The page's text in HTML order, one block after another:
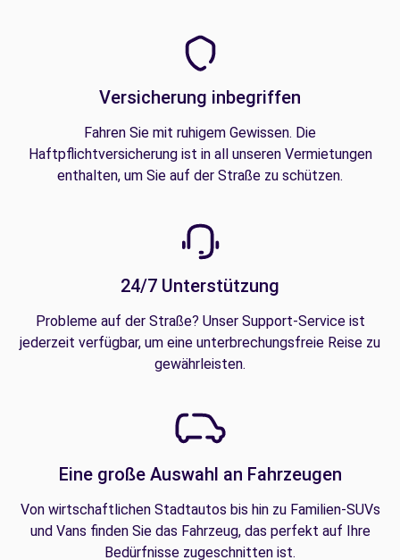
Versicherung inbegriffen
Fahren Sie mit ruhigem Gewissen. Die
Haftpflichtversicherung ist in all unseren Vermietungen
enthalten, um Sie auf der Straße zu schützen.
24/7 Unterstützung
Probleme auf der Straße? Unser Support-Service ist
jederzeit verfügbar, um eine unterbrechungsfreie Reise zu
gewährleisten.
Eine große Auswahl an Fahrzeugen
Von wirtschaftlichen Stadtautos bis hin zu Familien-SUVs
und Vans finden Sie das Fahrzeug, das perfekt auf Ihre
Bedürfnisse zugeschnitten ist.